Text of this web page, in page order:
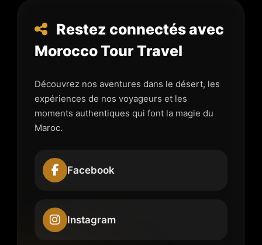
Restez connectés avec
Morocco Tour Travel
Découvrez nos aventures dans le désert, les
expériences de nos voyageurs et les
moments authentiques qui font la magie du
Maroc.
Facebook
Instagram